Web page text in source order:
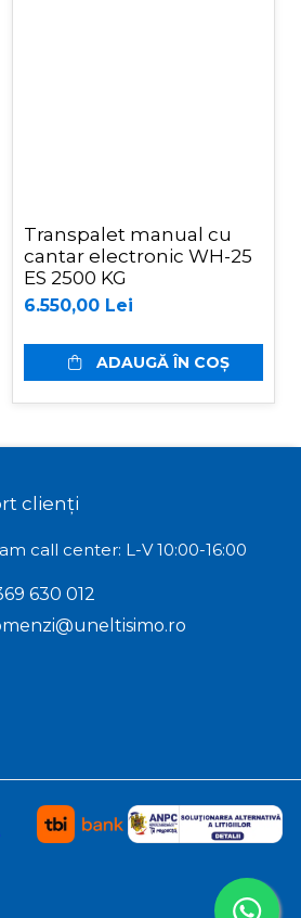
Transpalet manual cu
cantar electronic WH-25
ES 2500 KG
6.550,00 Lei
ADAUGĂ ÎN COȘ
clienți
call center: L-V 10:00-16:00
630 012